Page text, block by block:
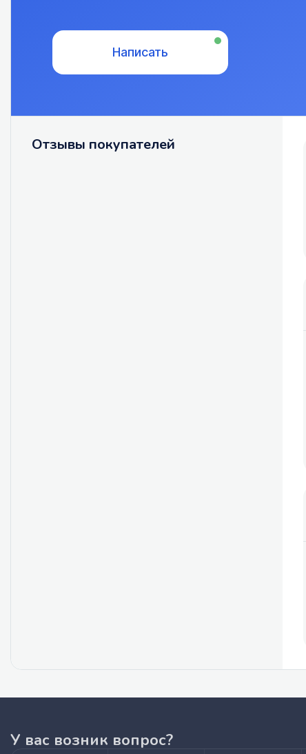
Написать
Отзывы покупателей
У вас возник вопрос?